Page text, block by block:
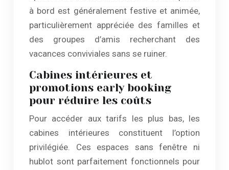
à bord est généralement festive et animée,
particulièrement appréciée des familles et
des groupes d’amis recherchant des
vacances conviviales sans se ruiner.
Cabines intérieures et
promotions early booking
pour réduire les coûts
Pour accéder aux tarifs les plus bas, les
cabines intérieures constituent l’option
privilégiée. Ces espaces sans fenêtre ni
hublot sont parfaitement fonctionnels pour